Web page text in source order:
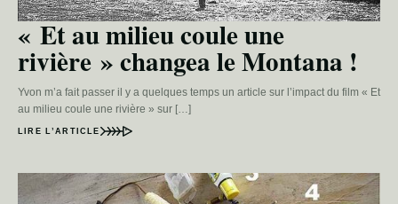
« Et au milieu coule une
rivière » changea le Montana !
Yvon m’a fait passer il y a quelques temps un article sur l’impact du film « Et
au milieu coule une rivière » sur […]
LIRE L’ARTICLE